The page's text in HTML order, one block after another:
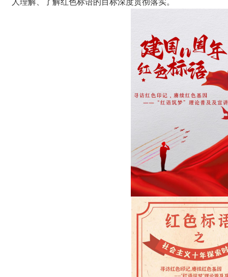
人理解、了解红色标语的目标深度贯彻落实。